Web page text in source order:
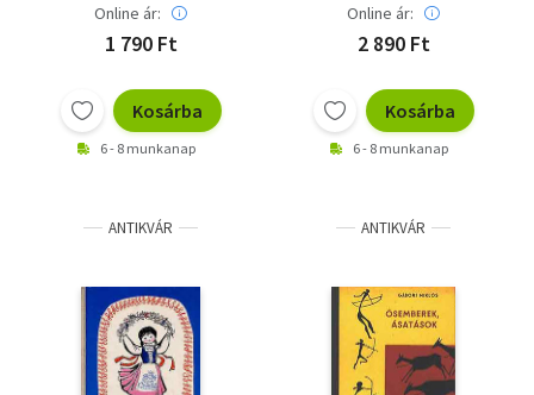
Online ár:
1 790 Ft
Kosárba
6 - 8 munkanap
Online ár:
2 890 Ft
Kosárba
6 - 8 munkanap
ANTIKVÁR ANTIKVÁR